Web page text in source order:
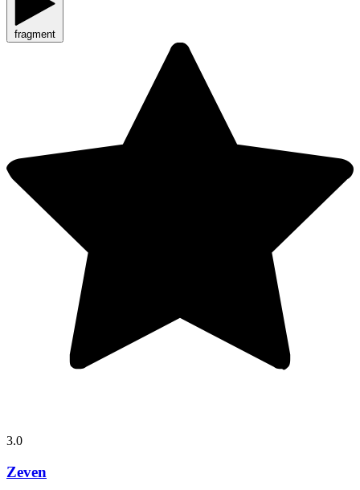
fragment
3.0
Zeven